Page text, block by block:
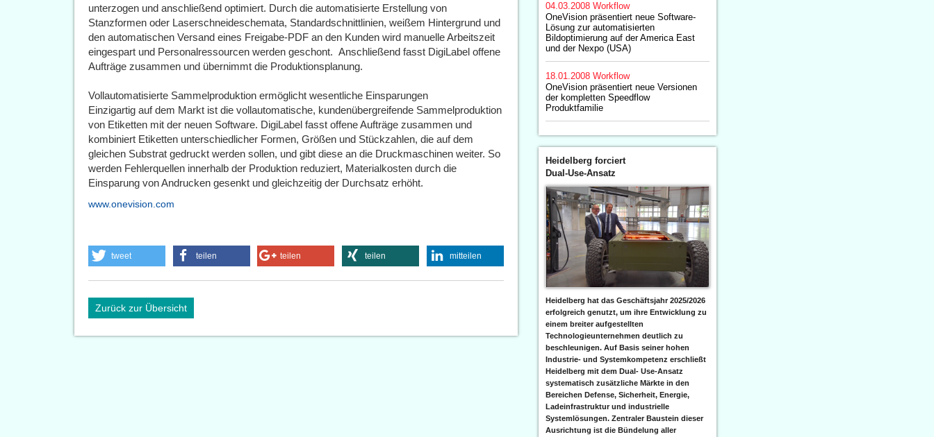
unterzogen und anschließend optimiert. Durch die automatisierte Erstellung von
Stanzformen oder Laserschneideschemata, Standardschnittlinien, weißem Hintergrund und
den automatischen Versand eines Freigabe-PDF an den Kunden wird manuelle Arbeitszeit
eingespart und Personalressourcen werden geschont. Anschließend fasst DigiLabel offene
Aufträge zusammen und übernimmt die Produktionsplanung.
Vollautomatisierte Sammelproduktion ermöglicht wesentliche Einsparungen
Einzigartig auf dem Markt ist die vollautomatische, kundenübergreifende Sammelproduktion
von Etiketten mit der neuen Software. DigiLabel fasst offene Aufträge zusammen und
kombiniert Etiketten unterschiedlicher Formen, Größen und Stückzahlen, die auf dem
gleichen Substrat gedruckt werden sollen, und gibt diese an die Druckmaschinen weiter. So
werden Fehlerquellen innerhalb der Produktion reduziert, Materialkosten durch die
Einsparung von Andrucken gesenkt und gleichzeitig der Durchsatz erhöht.
www.onevision.com
tweet teilen teilen teilen mitteilen
Zurück zur Übersicht
04.03.2008 Workflow
OneVision präsentiert neue Software-
Lösung zur automatisierten
Bildoptimierung auf der America East
und der Nexpo (USA)
18.01.2008 Workflow
OneVision präsentiert neue Versionen
der kompletten Speedflow
Produktfamilie
Heidelberg forciert
Dual-Use-Ansatz
Heidelberg hat das Geschäftsjahr 2025/2026
erfolgreich genutzt, um ihre Entwicklung zu
einem breiter aufgestellten
Technologieunternehmen deutlich zu
beschleunigen. Auf Basis seiner hohen
Industrie- und Systemkompetenz erschließt
Heidelberg mit dem Dual- Use-Ansatz
systematisch zusätzliche Märkte in den
Bereichen Defense, Sicherheit, Energie,
Ladeinfrastruktur und industrielle
Systemlösungen. Zentraler Baustein dieser
Ausrichtung ist die Bündelung aller